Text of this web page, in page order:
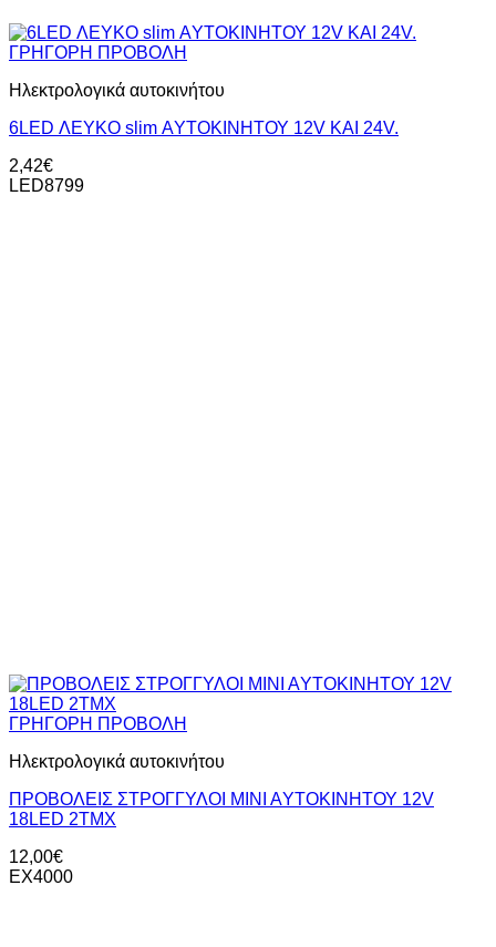
ΓΡΗΓΟΡΗ ΠΡΟΒΟΛΗ
Ηλεκτρολογικά αυτοκινήτου
6LED ΛΕΥΚΟ slim ΑYΤΟΚΙΝΗΤΟΥ 12V KAI 24V.
2,42€
LED8799
ΓΡΗΓΟΡΗ ΠΡΟΒΟΛΗ
Ηλεκτρολογικά αυτοκινήτου
ΠΡΟΒΟΛΕΙΣ ΣΤΡΟΓΓΥΛΟΙ ΜΙΝΙ ΑYTOΚΙΝΗΤΟΥ 12V
18LED 2TMX
12,00€
ΕΧ4000